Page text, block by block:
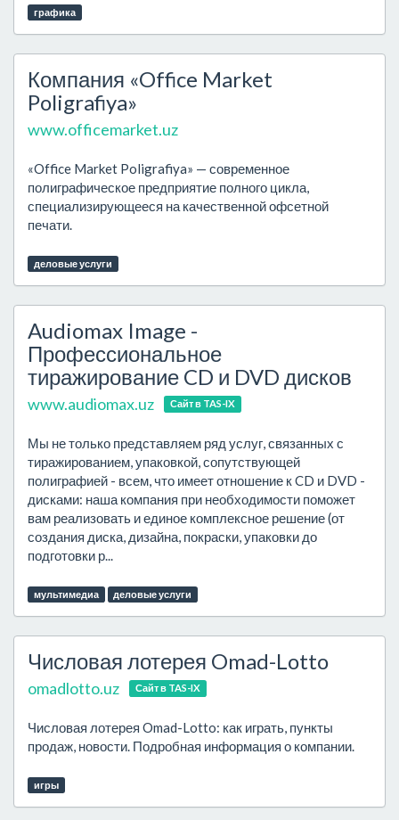
графика
Компания «Office Market
Poligrafiya»
www.officemarket.uz
«Office Market Poligrafiya» — современное
полиграфическое предприятие полного цикла,
специализирующееся на качественной офсетной
печати.
деловые услуги
Audiomax Image -
Профессиональное
тиражирование CD и DVD дисков
www.audiomax.uz Сайт в TAS-IX
Мы не только представляем ряд услуг, связанных с
тиражированием, упаковкой, сопутствующей
полиграфией - всем, что имеет отношение к CD и DVD -
дисками: наша компания при необходимости поможет
вам реализовать и единое комплексное решение (от
создания диска, дизайна, покраски, упаковки до
подготовки р...
мультимедиа деловые услуги
Числовая лотерея Omad-Lotto
omadlotto.uz Сайт в TAS-IX
Числовая лотерея Omad-Lotto: как играть, пункты
продаж, новости. Подробная информация о компании.
игры